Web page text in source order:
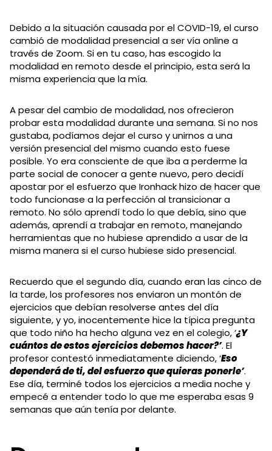
Debido a la situación causada por el COVID-19, el curso
cambió de modalidad presencial a ser vía online a
través de Zoom. Si en tu caso, has escogido la
modalidad en remoto desde el principio, esta será la
misma experiencia que la mía.
A pesar del cambio de modalidad, nos ofrecieron
probar esta modalidad durante una semana. Si no nos
gustaba, podíamos dejar el curso y unirnos a una
versión presencial del mismo cuando esto fuese
posible. Yo era consciente de que iba a perderme la
parte social de conocer a gente nuevo, pero decidí
apostar por el esfuerzo que Ironhack hizo de hacer que
todo funcionase a la perfección al transicionar a
remoto. No sólo aprendí todo lo que debía, sino que
además, aprendí a trabajar en remoto, manejando
herramientas que no hubiese aprendido a usar de la
misma manera si el curso hubiese sido presencial.
Recuerdo que el segundo día, cuando eran las cinco de
la tarde, los profesores nos enviaron un montón de
ejercicios que debían resolverse antes del día
siguiente, y yo, inocentemente hice la típica pregunta
que todo niño ha hecho alguna vez en el colegio, ‘¿Y
cuántos de estos ejercicios debemos hacer?’. El
profesor contestó inmediatamente diciendo, ‘Eso
dependerá de ti, del esfuerzo que quieras ponerle’.
Ese día, terminé todos los ejercicios a media noche y
empecé a entender todo lo que me esperaba esas 9
semanas que aún tenía por delante.